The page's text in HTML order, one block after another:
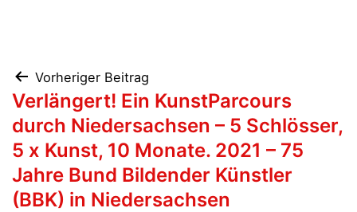
Beitragsnavigation
Vorheriger Beitrag
Verlängert! Ein KunstParcours
durch Niedersachsen – 5 Schlösser,
5 x Kunst, 10 Monate. 2021 – 75
Jahre Bund Bildender Künstler
(BBK) in Niedersachsen